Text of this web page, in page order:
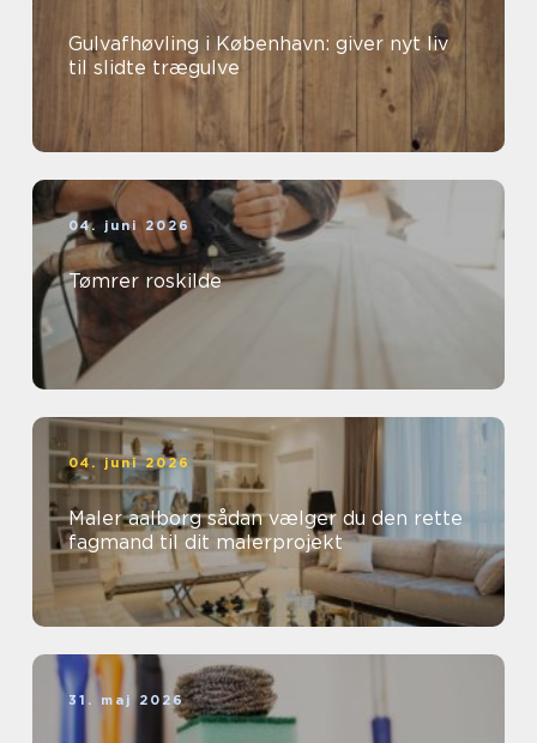
Gulvafhøvling i København: giver nyt liv
til slidte trægulve
04. juni 2026
Tømrer roskilde
04. juni 2026
Maler aalborg sådan vælger du den rette
fagmand til dit malerprojekt
31. maj 2026